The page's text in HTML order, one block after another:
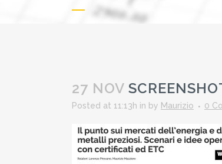
27 NOV
Posted at 11:13h in by Maurizio 0